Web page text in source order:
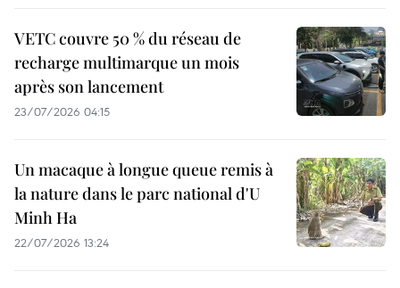
VETC couvre 50 % du réseau de
recharge multimarque un mois
après son lancement
23/07/2026 04:15
Un macaque à longue queue remis à
la nature dans le parc national d'U
Minh Ha
22/07/2026 13:24